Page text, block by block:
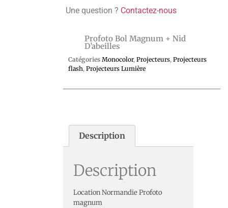
Une question ? Contactez-nous
Profoto Bol Magnum + Nid
D’abeilles
Catégories Monocolor, Projecteurs, Projecteurs
flash, Projecteurs Lumière
Description
Description
Location Normandie Profoto
magnum